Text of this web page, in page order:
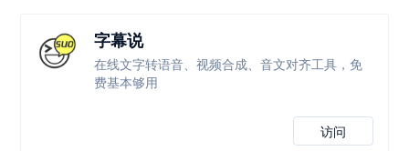
字幕说
在线文字转语音、视频合成、音文对齐工具，免
费基本够用
访问